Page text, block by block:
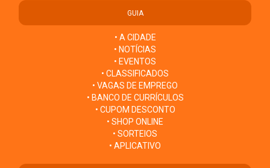
GUIA
• A CIDADE
• NOTÍCIAS
• EVENTOS
• CLASSIFICADOS
• VAGAS DE EMPREGO
• BANCO DE CURRÍCULOS
• CUPOM DESCONTO
• SHOP ONLINE
• SORTEIOS
• APLICATIVO